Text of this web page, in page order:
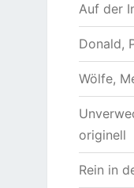
Auf der
Donald,
Wölfe,
originell
Rein in